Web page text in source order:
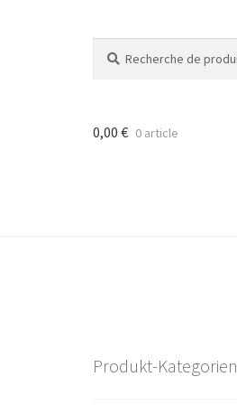
pour :
0,00 € 0 article
Produkt-Kategorien